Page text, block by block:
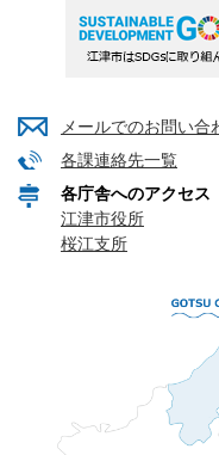
メールでのお問い合
各課連絡先一覧
各庁舎へのアクセス
江津市役所
桜江支所